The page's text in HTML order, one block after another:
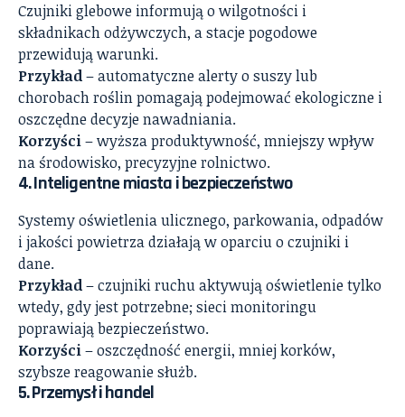
Czujniki glebowe informują o wilgotności i
składnikach odżywczych, a stacje pogodowe
przewidują warunki.
Przykład– automatyczne alerty o suszy lub
chorobach roślin pomagają podejmować ekologiczne i
oszczędne decyzje nawadniania.
Korzyści– wyższa produktywność, mniejszy wpływ
na środowisko, precyzyjne rolnictwo.
4. Inteligentne miasta i bezpieczeństwo
Systemy oświetlenia ulicznego, parkowania, odpadów
i jakości powietrza działają w oparciu o czujniki i
dane.
Przykład– czujniki ruchu aktywują oświetlenie tylko
wtedy, gdy jest potrzebne; sieci monitoringu
poprawiają bezpieczeństwo.
Korzyści– oszczędność energii, mniej korków,
szybsze reagowanie służb.
5. Przemysł i handel